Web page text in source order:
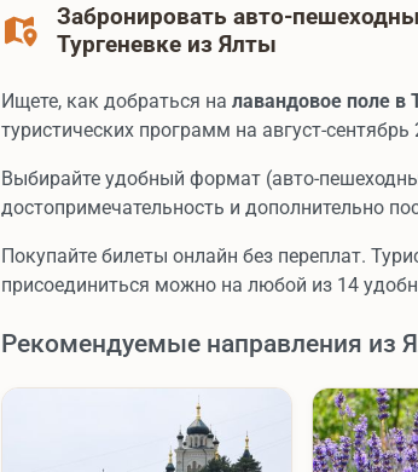
Забронировать авто-
Тургеневке из Ялты
Ищете, как добраться на лавандовое поле в
туристических программ на август-сентябрь
Выбирайте удобный формат (авто-
достопримечательность и дополнительно
Покупайте билеты онлайн без переплат.
присоединиться можно на любой из 14
Рекомендуемые направления из